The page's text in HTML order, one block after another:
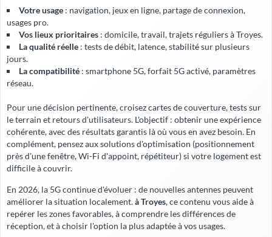
Votre usage : navigation, jeux en ligne, partage de connexion,
usages pro.
Vos lieux prioritaires : domicile, travail, trajets réguliers à Troyes.
La qualité réelle : tests de débit, latence, stabilité sur plusieurs
jours.
La compatibilité : smartphone 5G, forfait 5G activé, paramètres
réseau.
Pour une décision pertinente, croisez cartes de couverture, tests sur
le terrain et retours d'utilisateurs. L'objectif : obtenir une expérience
cohérente, avec des résultats garantis là où vous en avez besoin. En
complément, pensez aux solutions d'optimisation (positionnement
près d'une fenêtre, Wi-Fi d'appoint, répétiteur) si votre logement est
difficile à couvrir.
En 2026, la 5G continue d'évoluer : de nouvelles antennes peuvent
améliorer la situation localement.à Troyes, ce contenu vous aide à
repérer les zones favorables, à comprendre les différences de
réception, et à choisir l'option la plus adaptée à vos usages.